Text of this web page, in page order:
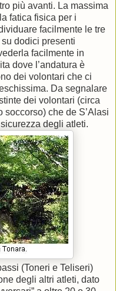
più avanti. La massima
fatica fisica per i
facilmente le tre
dodici presenti
facilmente in
dove l’andatura è
dei volontari che ci
Da segnalare
dei volontari (circa
soccorso) che de S’Alasi
degli atleti.
(Toneri e Teliseri)
degli altri atleti, dato